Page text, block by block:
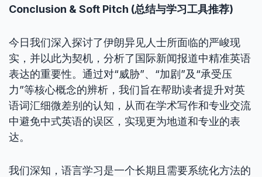
Conclusion & Soft Pitch (总结与学习工具推荐)
今日我们深入探讨了伊朗异见人士所面临的严峻现
实，并以此为契机，分析了国际新闻报道中精准英语
表达的重要性。通过对“威胁”、“加剧”及“承受压
力”等核心概念的辨析，我们旨在帮助读者提升对英
语词汇细微差别的认知，从而在学术写作和专业交流
中避免中式英语的误区，实现更为地道和专业的表
达。
我们深知，语言学习是一个长期且需要系统化方法的